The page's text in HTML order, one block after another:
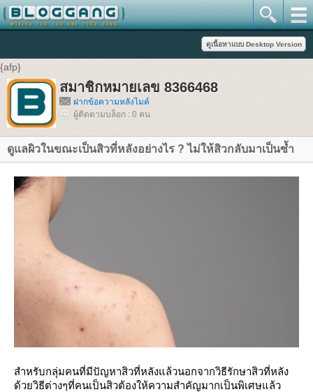
{afp}
สมาชิกหมายเลข 8366468
ฝากข้อความหลังไมค์
ผู้ติดตามบล็อก : 0 คน
ดูแลผิวในขณะเป็นสิวที่หลังอย่างไร ? ไม่ให้สิวกลับมาเป็นซ้ำ
สำหรับกลุ่มคนที่มีปัญหาสิวที่หลังแล้วนอกจากวิธีรักษาสิวที่หลัง
ด้วยวิธีต่างๆที่คนเป็นสิวต้องให้ความสำคัญมากเป็นพิเศษแล้ว